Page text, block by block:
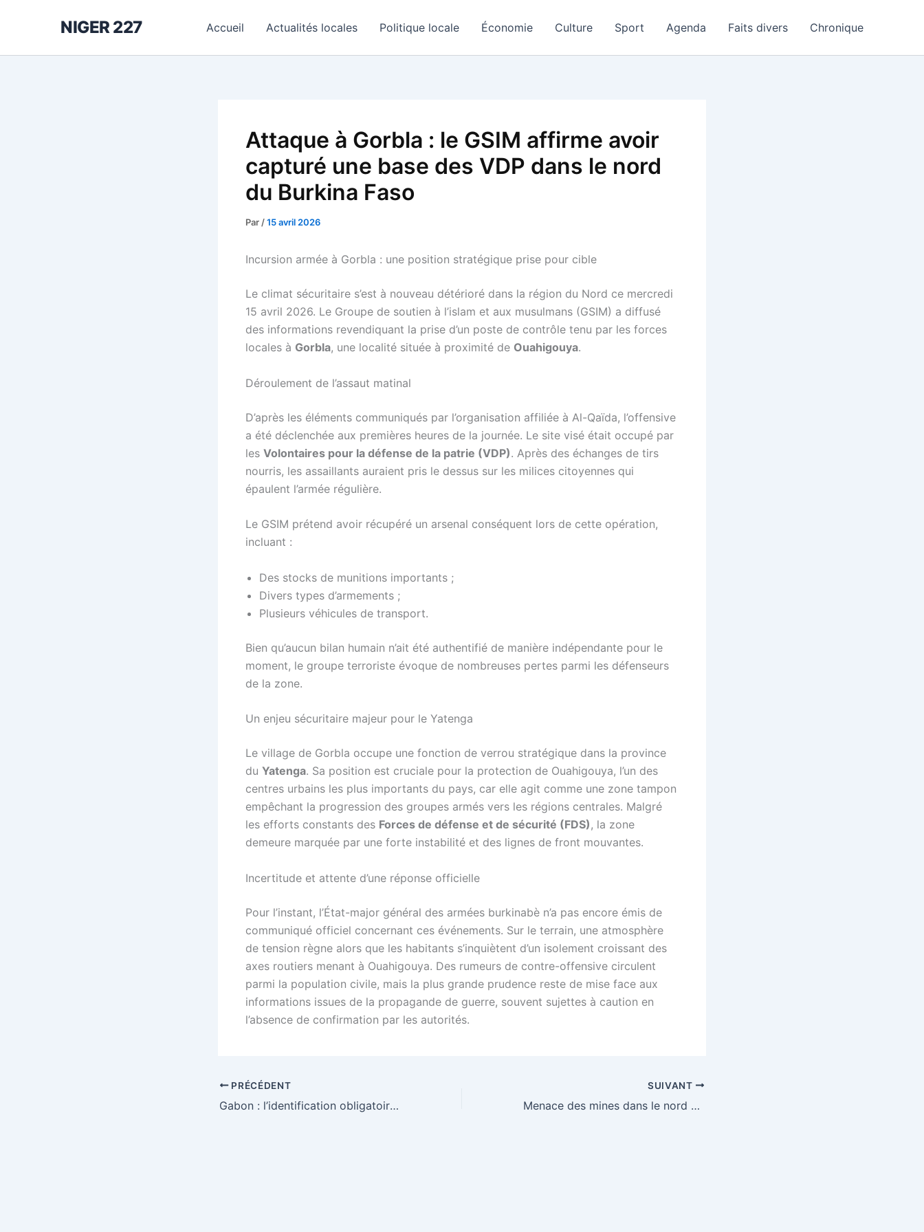
NIGER 227 Accueil Actualités locales Politique locale Économie Culture Sport Agenda Faits divers Chronique
Attaque à Gorbla : le GSIM affirme avoir
capturé une base des VDP dans le nord
du Burkina Faso
Par /15 avril 2026
Incursion armée à Gorbla : une position stratégique prise pour cible
Le climat sécuritaire s’est à nouveau détérioré dans la région du Nord ce mercredi
15 avril 2026. Le Groupe de soutien à l’islam et aux musulmans (GSIM) a diffusé
des informations revendiquant la prise d’un poste de contrôle tenu par les forces
locales à Gorbla, une localité située à proximité de Ouahigouya.
Déroulement de l’assaut matinal
D’après les éléments communiqués par l’organisation affiliée à Al-Qaïda, l’offensive
a été déclenchée aux premières heures de la journée. Le site visé était occupé par
les Volontaires pour la défense de la patrie (VDP). Après des échanges de tirs
nourris, les assaillants auraient pris le dessus sur les milices citoyennes qui
épaulent l’armée régulière.
Le GSIM prétend avoir récupéré un arsenal conséquent lors de cette opération,
incluant :
Des stocks de munitions importants ;
Divers types d’armements ;
Plusieurs véhicules de transport.
Bien qu’aucun bilan humain n’ait été authentifié de manière indépendante pour le
moment, le groupe terroriste évoque de nombreuses pertes parmi les défenseurs
de la zone.
Un enjeu sécuritaire majeur pour le Yatenga
Le village de Gorbla occupe une fonction de verrou stratégique dans la province
du Yatenga. Sa position est cruciale pour la protection de Ouahigouya, l’un des
centres urbains les plus importants du pays, car elle agit comme une zone tampon
empêchant la progression des groupes armés vers les régions centrales. Malgré
les efforts constants des Forces de défense et de sécurité (FDS), la zone
demeure marquée par une forte instabilité et des lignes de front mouvantes.
Incertitude et attente d’une réponse officielle
Pour l’instant, l’État-major général des armées burkinabè n’a pas encore émis de
communiqué officiel concernant ces événements. Sur le terrain, une atmosphère
de tension règne alors que les habitants s’inquiètent d’un isolement croissant des
axes routiers menant à Ouahigouya. Des rumeurs de contre-offensive circulent
parmi la population civile, mais la plus grande prudence reste de mise face aux
informations issues de la propagande de guerre, souvent sujettes à caution en
l’absence de confirmation par les autorités.
PRÉCÉDENT
Gabon : l’identification obligatoire sur les réseaux sociaux déclenche un vif débat
SUIVANT
Menace des mines dans le nord du mali : un camion détruit près d’aguelhok